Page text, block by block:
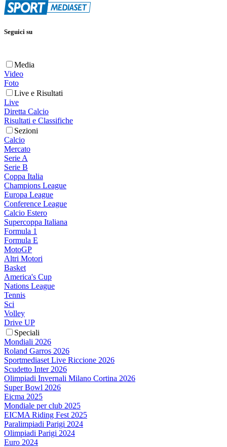
Seguici su
Media
Video
Foto
Live e Risultati
Live
Diretta Calcio
Risultati e Classifiche
Sezioni
Calcio
Mercato
Serie A
Serie B
Coppa Italia
Champions League
Europa League
Conference League
Calcio Estero
Supercoppa Italiana
Formula 1
Formula E
MotoGP
Altri Motori
Basket
America's Cup
Nations League
Tennis
Sci
Volley
Drive UP
Speciali
Mondiali 2026
Roland Garros 2026
Sportmediaset Live Riccione 2026
Scudetto Inter 2026
Olimpiadi Invernali Milano Cortina 2026
Super Bowl 2026
Eicma 2025
Mondiale per club 2025
EICMA Riding Fest 2025
Paralimpiadi Parigi 2024
Olimpiadi Parigi 2024
Euro 2024